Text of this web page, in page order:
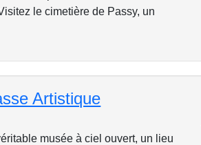
le cimetière de Passy, un
Artistique
musée à ciel ouvert, un lieu